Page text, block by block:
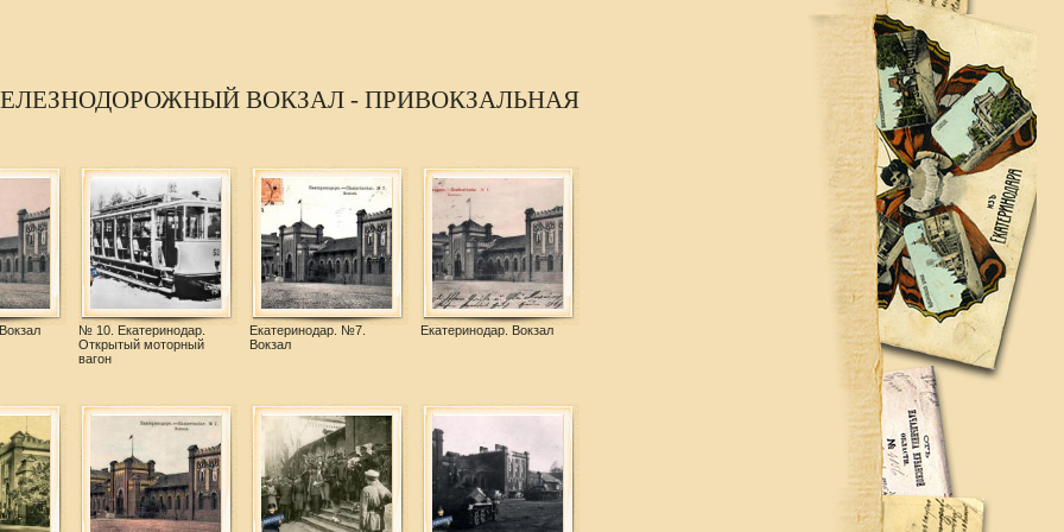
ВОКЗАЛ - ПРИВОКЗАЛЬНАЯ
№ 10. Екатеринодар.
Открытый моторный
вагон
Екатеринодар. №7.
Вокзал
Екатеринодар. Вокзал